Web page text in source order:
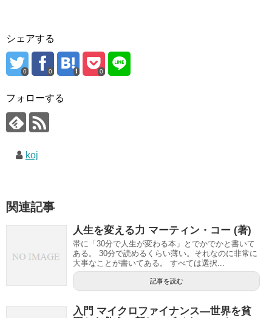
シェアする
0 0 0
フォローする
koj
関連記事
人生を変える力 マーティン・コー (著)
帯に「30分で人生が変わる本」とでかでかと書いて
ある。 30分で読めるくらい薄い。それなのに非常に
大事なことが書いてある。 すべては選択...
記事を読む
入門 マイクロファイナンス—世界を貧